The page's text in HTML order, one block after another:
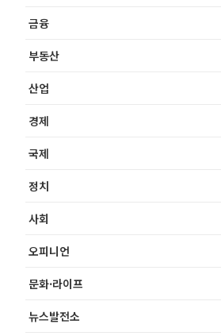
금융
부동산
산업
경제
국제
정치
사회
오피니언
문화·라이프
뉴스발전소